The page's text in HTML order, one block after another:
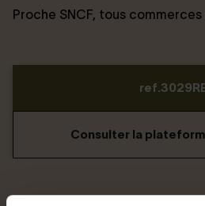
Proche SNCF, tous
Consulter la